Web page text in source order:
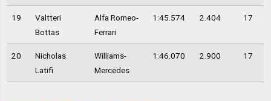
19
Valtteri
Bottas
Alfa Romeo-
Ferrari
1:45.574 2.404 17
20
Nicholas
Latifi
Williams-
Mercedes
1:46.070 2.900 17